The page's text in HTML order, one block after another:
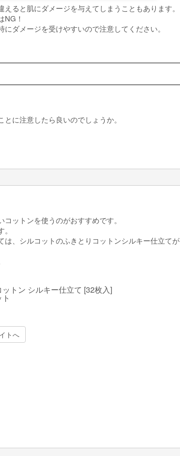
ると肌にダメージを与えてしまうこともあります。
NG！
ダメージを受けやすいので注意してください。
に注意したら良いのでしょうか。
ットンを使うのがおすすめです。
は、シルコットのふきとりコットンシルキー仕立てが
トン シルキー仕立て [32枚入]
トへ